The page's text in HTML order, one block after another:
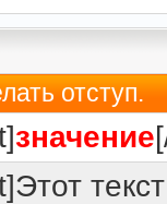
отступ.
значение